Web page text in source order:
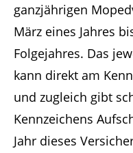
ganzjährigen
März eines Jahres
Folgejahres. Das
kann direkt am
und zugleich gibt
Kennzeichens
Jahr dieses